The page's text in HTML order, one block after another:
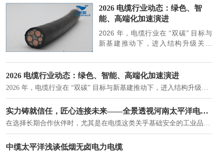
2026 电缆行业动态：绿色、智
能、高端化加速演进
2026 年，电缆行业在 “双碳” 目标与
新基建推动下，进入结构升级关键
大清晰趋势，市场格局持续优化。
2026 电缆行业动态：绿色、智能、高端化加速演进
实力铸就信任，匠心连接未来——全景透视河南太平洋电缆厂
在选择长期合作伙伴时，尤其是在电缆这类关乎基础安全的工业品上，供应商的“内在实力”远比一纸报价单更重要。今天，我们邀请您“云参观”河南太平洋电缆厂，透过每一个细节，看我们如何将“可靠”二字，铸入每一米电缆。
中缆太平洋浅谈低烟无卤电力电缆